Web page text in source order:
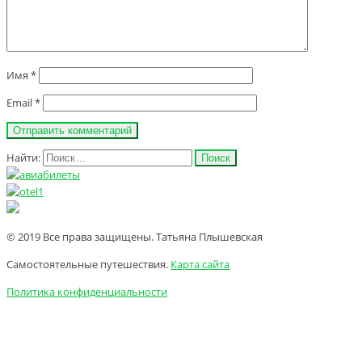
Имя *
Email*
Найти:
© 2019 Все права защищены. Татьяна Плышевская
Самостоятельные путешествия. Карта сайта
Политика конфиденциальности